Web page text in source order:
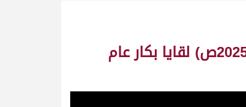
ش23 دانة لـ خضر عايد سلامه المرواني الجهني (منافسات موسم الطائف 1-08-2025ص) لقايا بكار عام